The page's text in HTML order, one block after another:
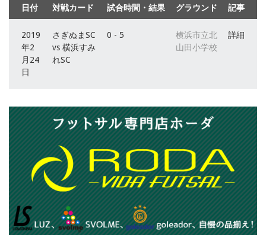
日付 対戦カード 試合時間・結果 グラウンド 記事
2019
年2
月24
日
さぎぬまSC
vs 横浜すみ
れSC
0 - 5
横浜市立北
山田小学校
詳細